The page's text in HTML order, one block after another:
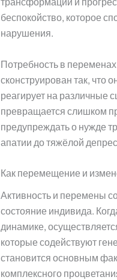
трансформаций и
беспокойство, которое
нарушения.
Потребность в
сконструирован так, что
реагирует на различные
превращается слишком
предупреждать о нужде
апатии до тяжёлой
Как перемещение и
Активность и перемены
состояние индивида.
динамике,
которые содействуют
становится основным
комплексного